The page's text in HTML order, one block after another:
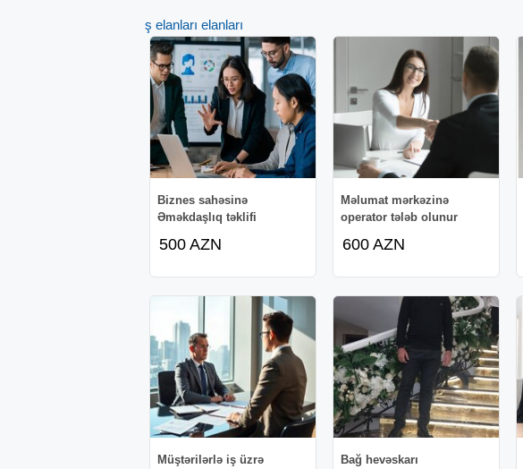
İş elanları elanları
Biznes sahəsinə
Əməkdaşlıq təklifi
500 AZN
Məlumat mərkəzinə
operator tələb olunur
600 AZN
Müştərilərlə iş üzrə
Bağ hevəskarı